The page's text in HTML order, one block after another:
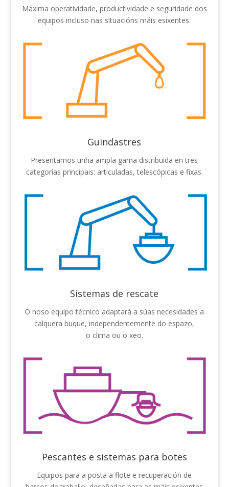
Máxima operatividade, productividade e seguridade dos
equipos incluso nas situacións máis esixentes.
Guindastres
Presentamos unha ampla gama distribuida en tres
categorías principais: articuladas, telescópicas e fixas.
Sistemas de rescate
O noso equipo técnico adaptará a súas necesidades a
calquera buque, independentemente do espazo,
o clima ou o xeo.
Pescantes e sistemas para botes
Equipos para a posta a flote e recuperación de